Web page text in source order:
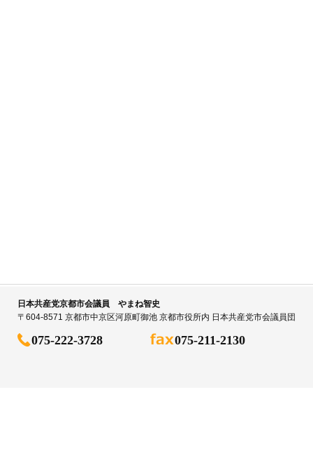
日本共産党京都市会議員 やまね智史
〒604-8571 京都市中京区河原町御池 京都市役所内 日本共産党市会議員団
075-222-3728 075-211-2130